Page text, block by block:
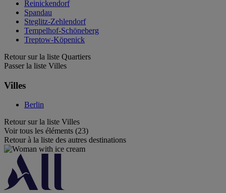
Reinickendorf
Spandau
Steglitz-Zehlendorf
Tempelhof-Schöneberg
Treptow-Köpenick
Retour sur la liste Quartiers
Passer la liste Villes
Villes
Berlin
Retour sur la liste Villes
Voir tous les éléments (23)
Retour à la liste des autres destinations